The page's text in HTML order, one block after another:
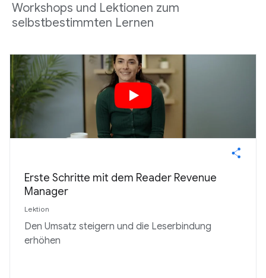
Workshops und Lektionen zum
selbstbestimmten Lernen
Erste Schritte mit dem Reader Revenue
Manager
Lektion
Den Umsatz steigern und die Leserbindung
erhöhen